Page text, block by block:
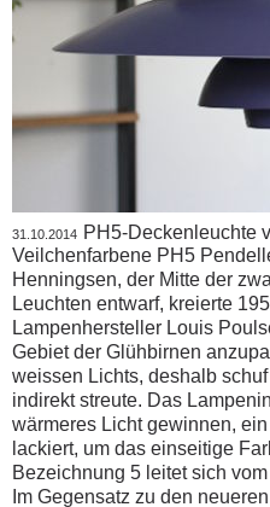
31.10.2014
PH5-Deckenleuchte
Veilchenfarbene PH5
Henningsen, der Mitte der
Leuchten entwarf, kreierte
Lampenhersteller Louis
Gebiet der Glühbirnen
weissen Lichts, deshalb
indirekt streute. Das
wärmeres Licht gewinnen,
lackiert, um das einseitige
Bezeichnung 5 leitet sich
Im Gegensatz zu den